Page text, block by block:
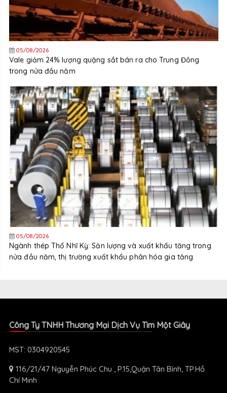
05/08/2026
Vale giảm 24% lượng quặng sắt bán ra cho Trung Đông
trong nửa đầu năm
05/08/2026
Ngành thép Thổ Nhĩ Kỳ: Sản lượng và xuất khẩu tăng trong
nửa đầu năm, thị trường xuất khẩu phân hóa gia tăng
Công Ty TNHH Thương Mại Dịch Vụ Tìm Một Giây
MST: 0304920545
116/21/47 Nguyễn Phúc Chu , P.15,Quận Tân Bình, TP.Hồ
Chí Minh